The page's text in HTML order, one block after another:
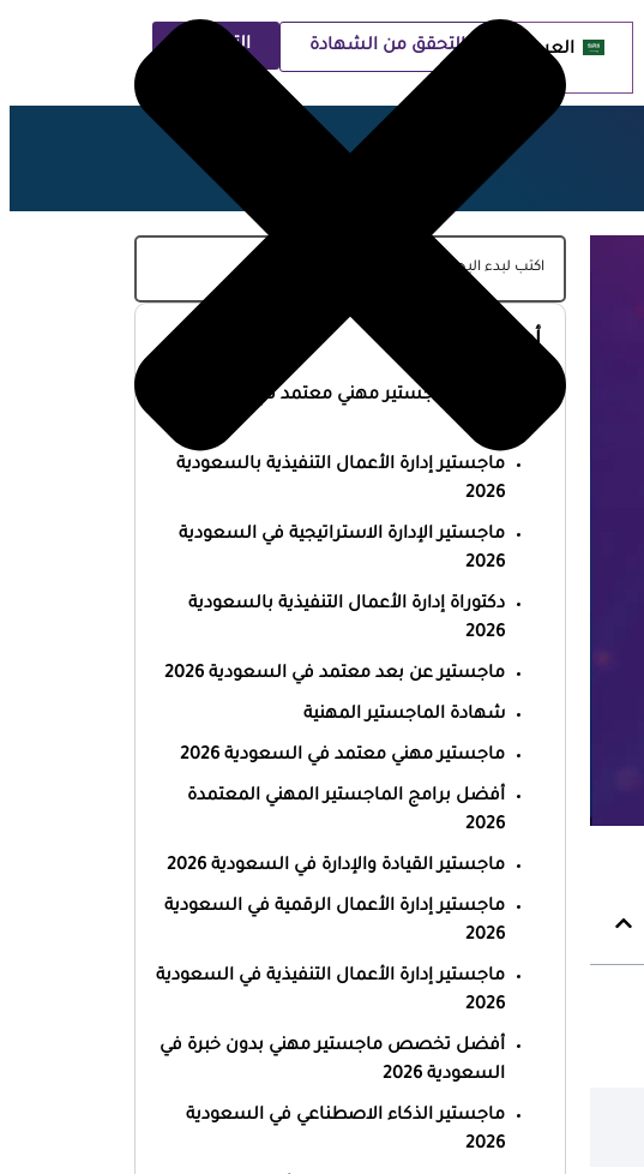
العربية التحقق من الشهادة التسجيل
أحدث المقالات
أفضل ماجستير مهني معتمد في السعودية
ماجستير إدارة الأعمال التنفيذية بالسعودية
2026
ماجستير الإدارة الاستراتيجية في السعودية
2026
دكتوراة إدارة الأعمال التنفيذية بالسعودية
2026
ماجستير عن بعد معتمد في السعودية 2026
شهادة الماجستير المهنية
ماجستير مهني معتمد في السعودية 2026
أفضل برامج الماجستير المهني المعتمدة
2026
ماجستير القيادة والإدارة في السعودية 2026
ماجستير إدارة الأعمال الرقمية في السعودية
2026
ماجستير إدارة الأعمال التنفيذية في السعودية
2026
أفضل تخصص ماجستير مهني بدون خبرة في
السعودية 2026
ماجستير الذكاء الاصطناعي في السعودية
2026